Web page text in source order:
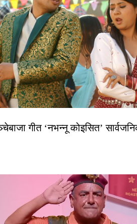
गीत ‘नभन्नू कोइसित’